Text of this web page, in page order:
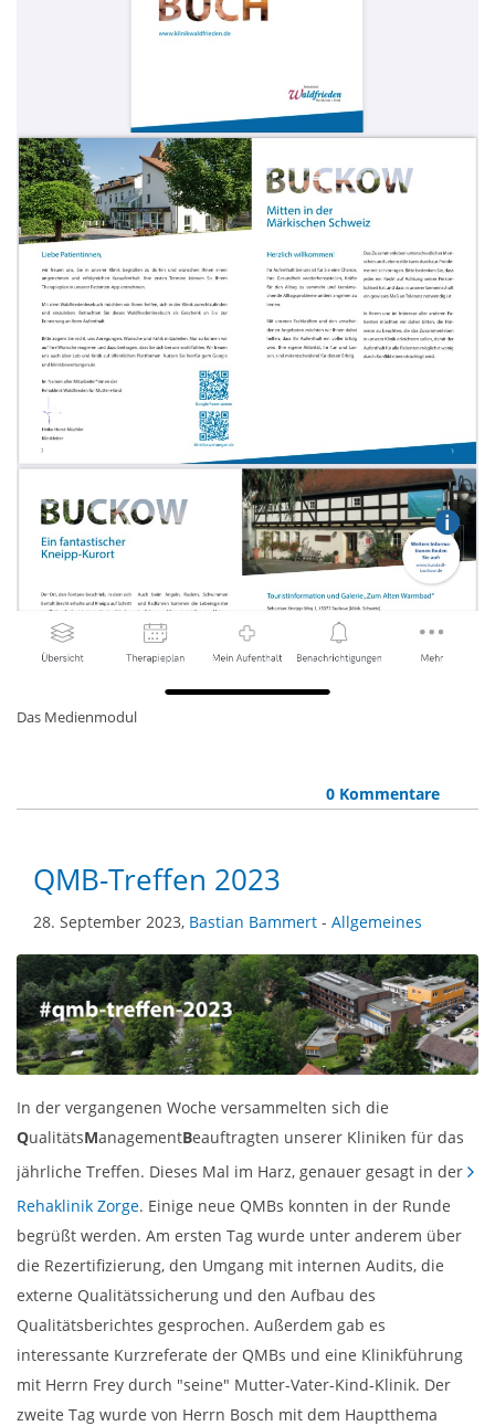
Das Medienmodul
0 Kommentare
QMB-Treffen 2023
28. September 2023, Bastian Bammert - Allgemeines
In der vergangenen Woche versammelten sich die
QualitätsManagementBeauftragten unserer Kliniken für das
jährliche Treffen. Dieses Mal im Harz, genauer gesagt in der
Rehaklinik Zorge. Einige neue QMBs konnten in der Runde
begrüßt werden. Am ersten Tag wurde unter anderem über
die Rezertifizierung, den Umgang mit internen Audits, die
externe Qualitätssicherung und den Aufbau des
Qualitätsberichtes gesprochen. Außerdem gab es
interessante Kurzreferate der QMBs und eine Klinikführung
mit Herrn Frey durch "seine" Mutter-Vater-Kind-Klinik. Der
zweite Tag wurde von Herrn Bosch mit dem Hauptthema